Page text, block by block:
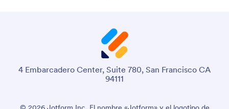
4 Embarcadero Center, Suite 780, San Francisco CA
94111